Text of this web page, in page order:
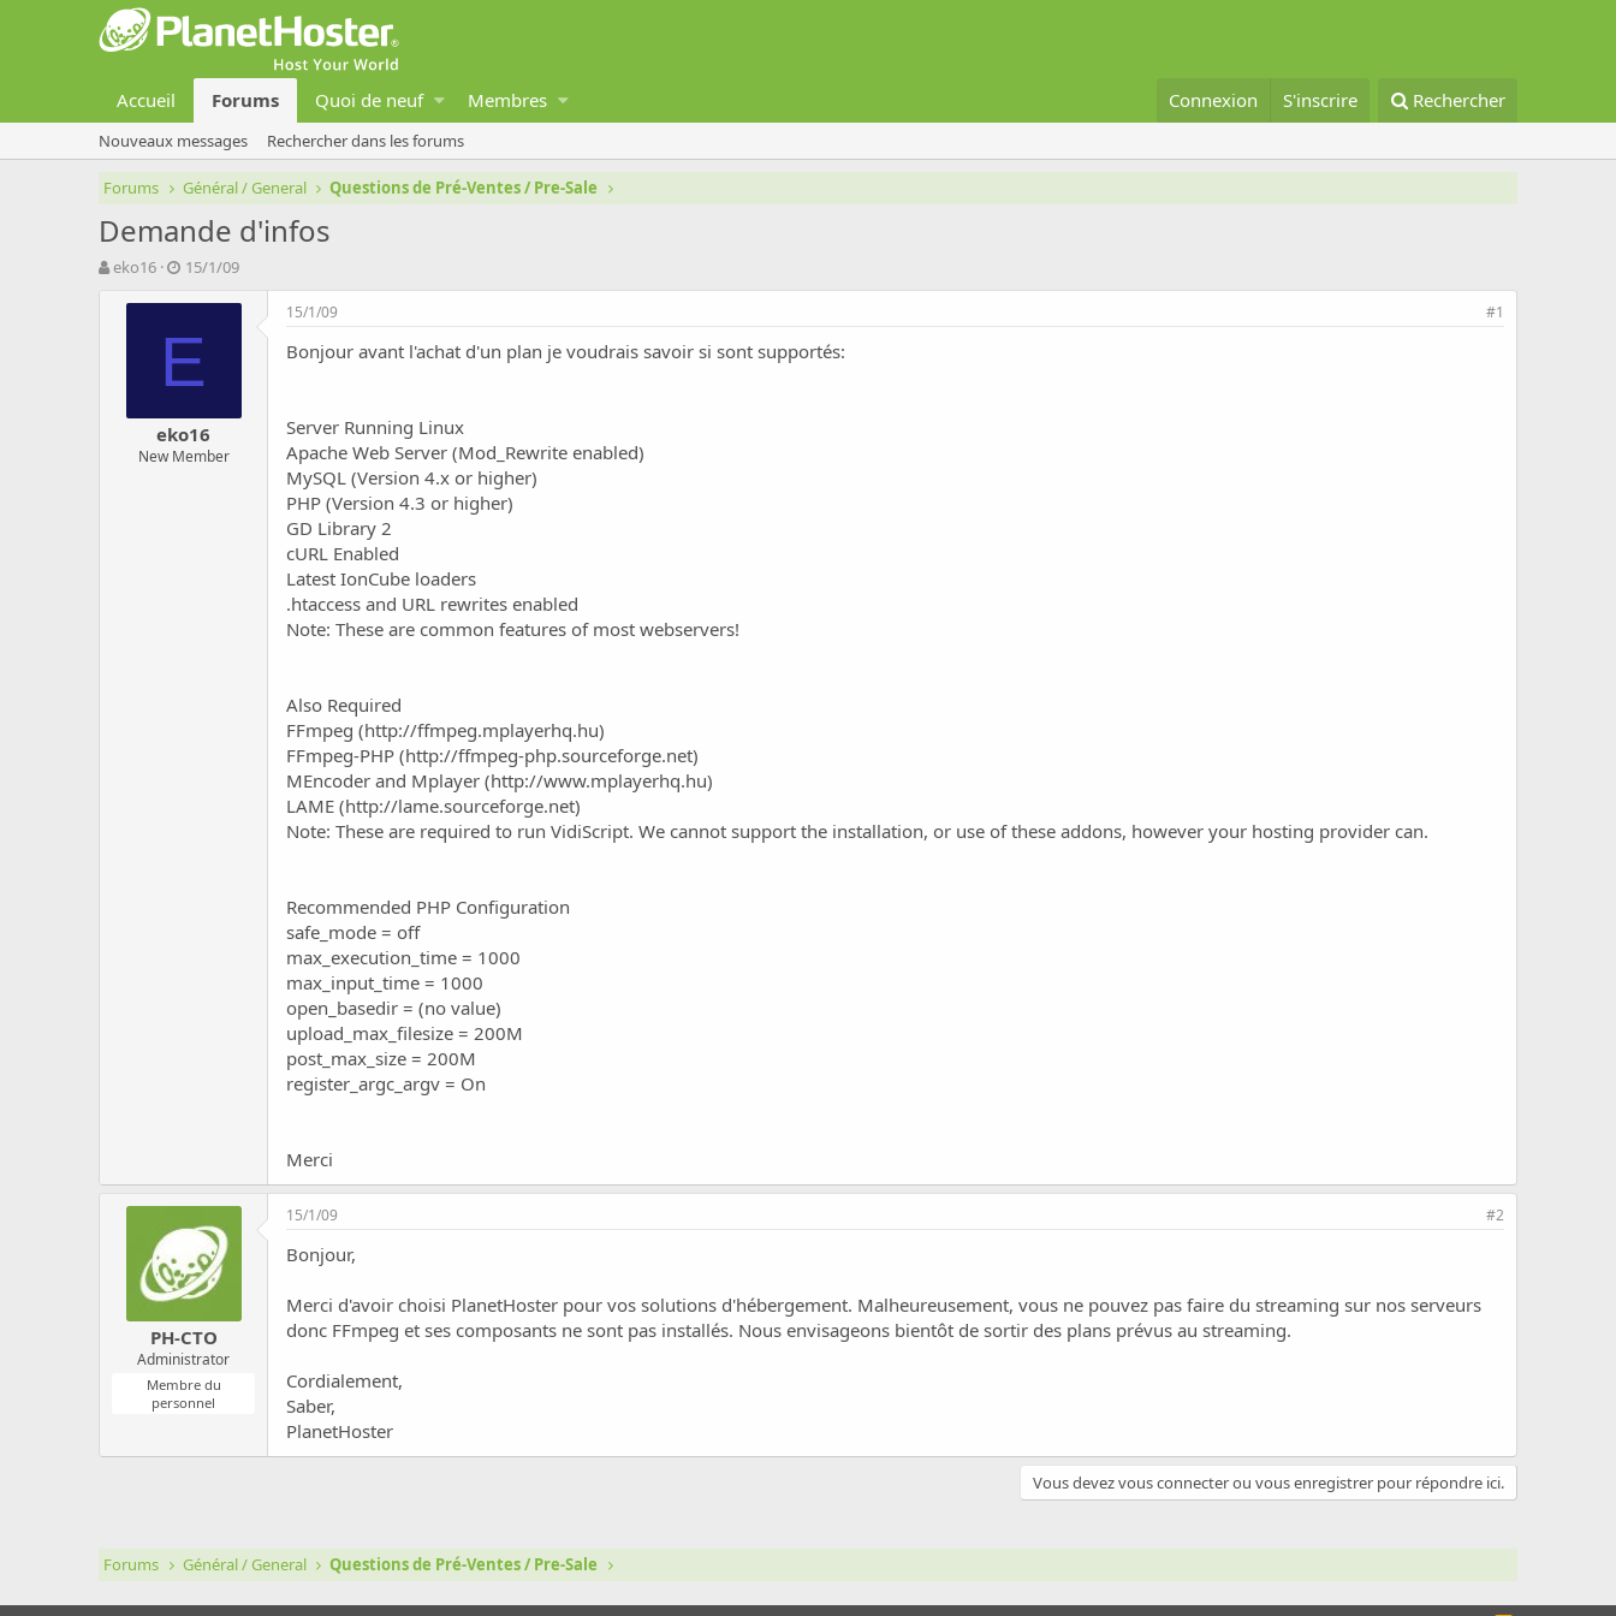
Accueil Forums Quoi de neuf Membres Connexion S'inscrire Rechercher
Nouveaux messages Rechercher dans les forums
Forums Général / General Questions de Pré-Ventes / Pre-Sale
Demande d'infos
A
eko16
D
t
é
b
u
15/1/09
E
eko16
New Member
15/1/09 #1
Bonjour avant l'achat d'un plan je voudrais savoir si sont supportés:
Server Running Linux
Apache Web Server (Mod_Rewrite enabled)
MySQL (Version 4.x or higher)
PHP (Version 4.3 or higher)
GD Library 2
cURL Enabled
Latest IonCube loaders
.htaccess and URL rewrites enabled
Note: These are common features of most webservers!
Also Required
FFmpeg (http://ffmpeg.mplayerhq.hu)
FFmpeg-PHP (http://ffmpeg-php.sourceforge.net)
MEncoder and Mplayer (http://www.mplayerhq.hu)
LAME (http://lame.sourceforge.net)
Note: These are required to run VidiScript. We cannot support the installation, or use of these addons, however your hosting provider can.
Recommended PHP Configuration
safe_mode = off
max_execution_time = 1000
max_input_time = 1000
open_basedir = (no value)
upload_max_filesize = 200M
post_max_size = 200M
register_argc_argv = On
Merci
PH-CTO
Administrator
Membre du
personnel
15/1/09 #2
Bonjour,
Merci d'avoir choisi PlanetHoster pour vos solutions d'hébergement. Malheureusement, vous ne pouvez pas faire du streaming sur nos serveurs
donc FFmpeg et ses composants ne sont pas installés. Nous envisageons bientôt de sortir des plans prévus au streaming.
Cordialement,
Saber,
PlanetHoster
Vous devez vous connecter ou vous enregistrer pour répondre ici.
Forums Général / General Questions de Pré-Ventes / Pre-Sale